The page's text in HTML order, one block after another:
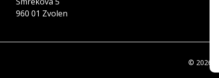
960 01 Zvolen
© 2026